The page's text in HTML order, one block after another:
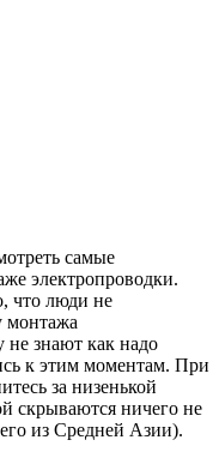
самые
электропроводки.
что люди не
монтажа
не знают как надо
к этим моментам. При
за низенькой
скрываются ничего не
из Средней Азии).